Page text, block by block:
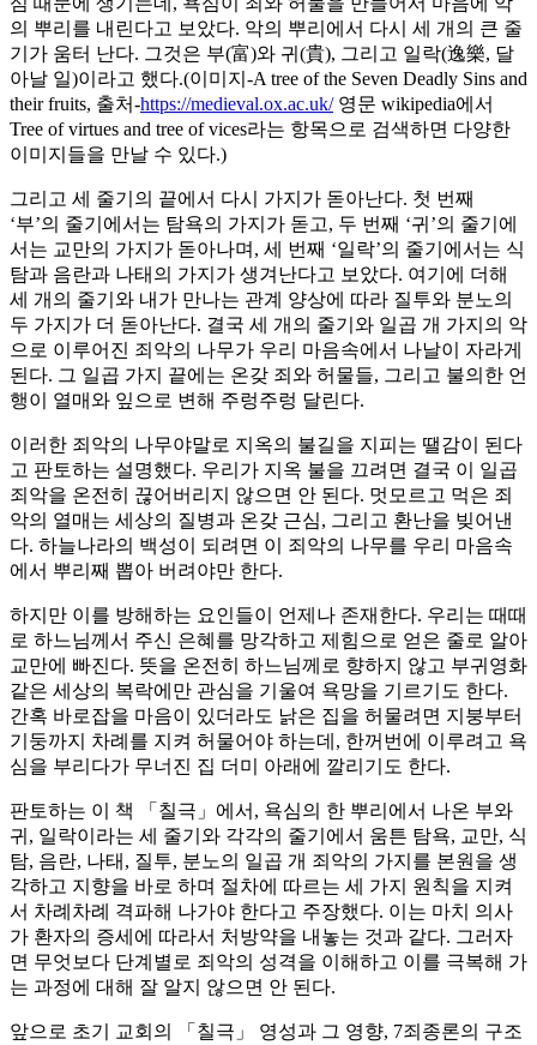
의 뿌리를 내린다고 보았다. 악의 뿌리에서 다시 세 개의 큰 줄
기가 움터 난다. 그것은 부(富)와 귀(貴), 그리고 일락(逸樂, 달
아날 일)이라고 했다.(이미지-A tree of the Seven Deadly Sins and
their fruits, 출처-https://medieval.ox.ac.uk/영문 wikipedia에서
Tree of virtues and tree of vices라는 항목으로 검색하면 다양한
이미지들을 만날 수 있다.)
그리고 세 줄기의 끝에서 다시 가지가 돋아난다. 첫 번째
‘부’의 줄기에서는 탐욕의 가지가 돋고, 두 번째 ‘귀’의 줄기에
서는 교만의 가지가 돋아나며, 세 번째 ‘일락’의 줄기에서는 식
탐과 음란과 나태의 가지가 생겨난다고 보았다. 여기에 더해
세 개의 줄기와 내가 만나는 관계 양상에 따라 질투와 분노의
두 가지가 더 돋아난다. 결국 세 개의 줄기와 일곱 개 가지의 악
으로 이루어진 죄악의 나무가 우리 마음속에서 나날이 자라게
된다. 그 일곱 가지 끝에는 온갖 죄와 허물들, 그리고 불의한 언
행이 열매와 잎으로 변해 주렁주렁 달린다.
이러한 죄악의 나무야말로 지옥의 불길을 지피는 땔감이 된다
고 판토하는 설명했다. 우리가 지옥 불을 끄려면 결국 이 일곱
죄악을 온전히 끊어버리지 않으면 안 된다. 멋모르고 먹은 죄
악의 열매는 세상의 질병과 온갖 근심, 그리고 환난을 빚어낸
다. 하늘나라의 백성이 되려면 이 죄악의 나무를 우리 마음속
에서 뿌리째 뽑아 버려야만 한다.
하지만 이를 방해하는 요인들이 언제나 존재한다. 우리는 때때
로 하느님께서 주신 은혜를 망각하고 제힘으로 얻은 줄로 알아
교만에 빠진다. 뜻을 온전히 하느님께로 향하지 않고 부귀영화
같은 세상의 복락에만 관심을 기울여 욕망을 기르기도 한다.
간혹 바로잡을 마음이 있더라도 낡은 집을 허물려면 지붕부터
기둥까지 차례를 지켜 허물어야 하는데, 한꺼번에 이루려고 욕
심을 부리다가 무너진 집 더미 아래에 깔리기도 한다.
판토하는 이 책 「칠극」에서, 욕심의 한 뿌리에서 나온 부와
귀, 일락이라는 세 줄기와 각각의 줄기에서 움튼 탐욕, 교만, 식
탐, 음란, 나태, 질투, 분노의 일곱 개 죄악의 가지를 본원을 생
각하고 지향을 바로 하며 절차에 따르는 세 가지 원칙을 지켜
서 차례차례 격파해 나가야 한다고 주장했다. 이는 마치 의사
가 환자의 증세에 따라서 처방약을 내놓는 것과 같다. 그러자
면 무엇보다 단계별로 죄악의 성격을 이해하고 이를 극복해 가
는 과정에 대해 잘 알지 않으면 안 된다.
앞으로 초기 교회의 「칠극」 영성과 그 영향, 7죄종론의 구조